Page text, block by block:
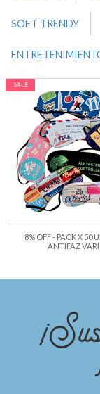
SOFT TRENDY
SALE
8% OFF - PACK X 50
ANTIFAZ